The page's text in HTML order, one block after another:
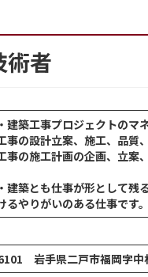
術者
築工事プロジェクトのマ
事の設計立案、施工、品質
事の施工計画の企画、立
建築とも仕事が形として残
るやりがいのある仕事です。
岩手県二戸市福岡字